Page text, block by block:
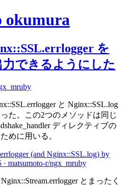
okumura
を
できるようにした
と Nginx::SSL.log
た。この2つのメソッドは同じ
ディレクティブの
めに用いる。
(and Nginx::SSL.log) by
· matsumoto-r/ngx_mruby
とまったく